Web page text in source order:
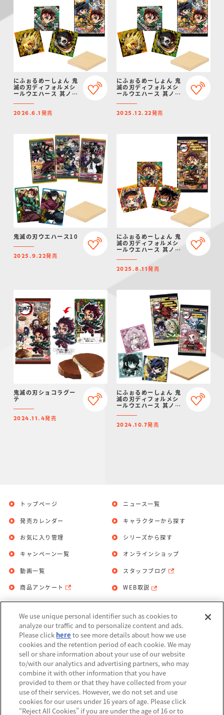
にふぉるめーしょん 鬼
滅の刃ディフォルメシ
ールウエハース 其ノ十
2026.6.1 発売
にふぉるめーしょん 鬼
滅の刃ディフォルメシ
ールウエハース 其ノ十
2025.12.22発売
鬼滅の刃ウエハース10
2025.9.22発売
にふぉるめーしょん 鬼
滅の刃ディフォルメシ
ールウエハース 其ノ十
2025.8.11発売
鬼滅の刃ショコラグー
テ
2024.11.4発売
にふぉるめーしょん 鬼
滅の刃ディフォルメシ
ールウエハース 其ノ十
2024.10.7発売
トップページ
発売カレンダー
お気に入り管理
ニュース一覧
キャラクターから探す
シリーズから探す
キャンペーン一覧
動画一覧
商品アンケート
オンラインショップ
スタッフブログ
WEB取説
お問い合わせ 個人情報保護方針
利用規約
Do Not Sell or Share My Personal
Information
アレルギー情報
We use unique personal identifier such as cookies to
analyze our traffic and to personalize content and ads.
Please click here to see more details about how we use
cookies and the retention period of each cookie. We may
sell or share information about your use of our website
to/with our analytics and advertising partners, who may
combine it with other information that you have
provided to them or that they have collected from your
use of their services. However, we do not set and use
cookies for our users under 16 years of age. Please click
“Reject All Cookies” if you are under the age of 16 or to